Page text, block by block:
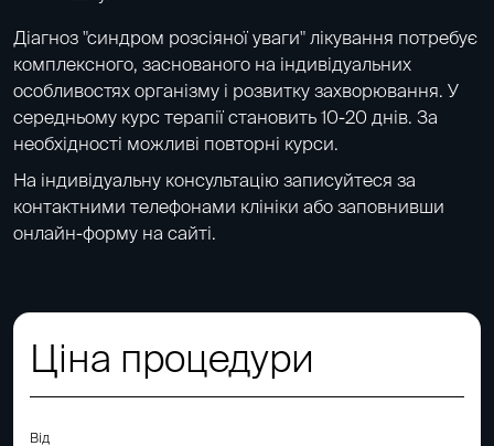
Діагноз "синдром розсіяної уваги" лікування потребує
комплексного, заснованого на індивідуальних
особливостях організму і розвитку захворювання. У
середньому курс терапії становить 10-20 днів. За
необхідності можливі повторні курси.
На індивідуальну консультацію записуйтеся за
контактними телефонами клініки або заповнивши
онлайн-форму на сайті.
Ціна процедури
Від